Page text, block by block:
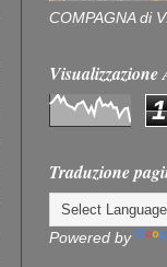
COMPAGNA di
1
Traduzione
Powered by